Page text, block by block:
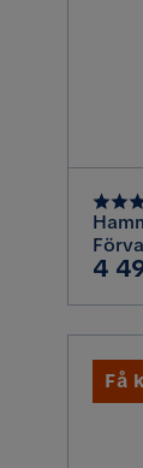
Pris
4
Få